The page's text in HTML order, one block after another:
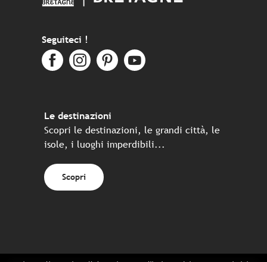
Seguiteci !
Le destinazioni
Scopri le destinazioni, le grandi città, le
isole, i luoghi imperdibili...
Scopri